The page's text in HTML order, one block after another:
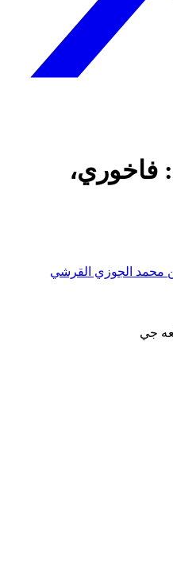
محمد الجوزي القرشي
جي